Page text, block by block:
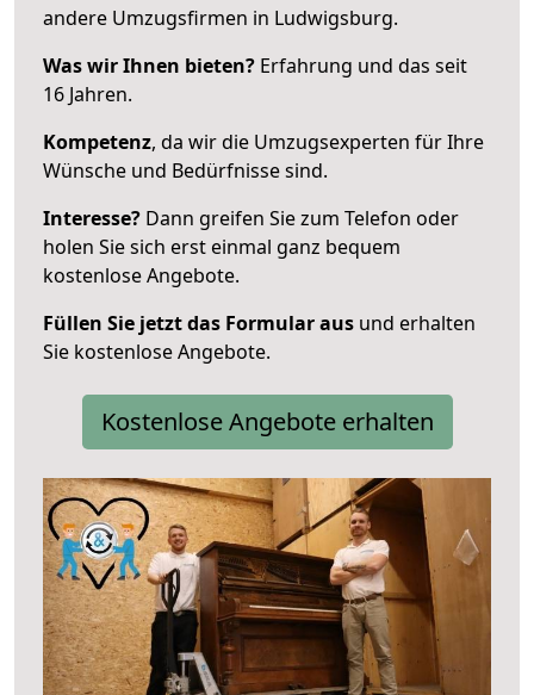
andere Umzugsfirmen in Ludwigsburg.
Was wir Ihnen bieten? Erfahrung und das seit
16 Jahren.
Kompetenz, da wir die Umzugsexperten für Ihre
Wünsche und Bedürfnisse sind.
Interesse? Dann greifen Sie zum Telefon oder
holen Sie sich erst einmal ganz bequem
kostenlose Angebote.
Füllen Sie jetzt das Formular aus und erhalten
Sie kostenlose Angebote.
Kostenlose Angebote erhalten